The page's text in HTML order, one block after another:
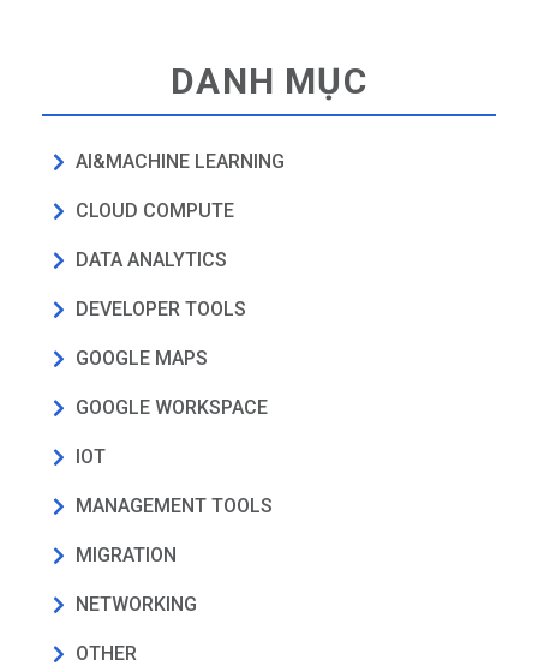
DANH MỤC
AI&MACHINE LEARNING
CLOUD COMPUTE
DATA ANALYTICS
DEVELOPER TOOLS
GOOGLE MAPS
GOOGLE WORKSPACE
IOT
MANAGEMENT TOOLS
MIGRATION
NETWORKING
OTHER